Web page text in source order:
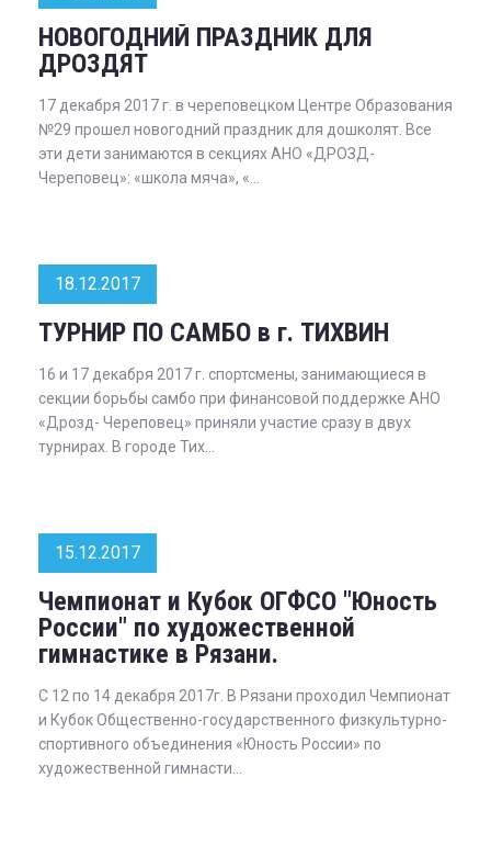
НОВОГОДНИЙ ПРАЗДНИК ДЛЯ
ДРОЗДЯТ
17 декабря 2017 г. в череповецком Центре Образования
№29 прошел новогодний праздник для дошколят. Все
эти дети занимаются в секциях АНО «ДРОЗД-
Череповец»: «школа мяча», «...
18.12.2017
ТУРНИР ПО САМБО в г. ТИХВИН
16 и 17 декабря 2017 г. спортсмены, занимающиеся в
секции борьбы самбо при финансовой поддержке АНО
«Дрозд- Череповец» приняли участие сразу в двух
турнирах. В городе Тих...
15.12.2017
Чемпионат и Кубок ОГФСО "Юность
России" по художественной
гимнастике в Рязани.
С 12 по 14 декабря 2017г. В Рязани проходил Чемпионат
и Кубок Общественно-государственного физкультурно-
спортивного объединения «Юность России» по
художественной гимнасти...